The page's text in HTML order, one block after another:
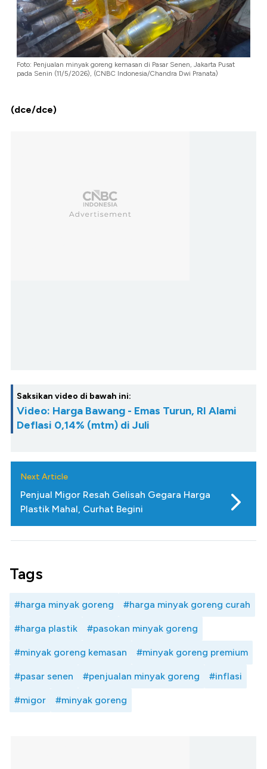
Foto: Penjualan minyak goreng kemasan di Pasar Senen, Jakarta Pusat
pada Senin (11/5/2026), (CNBC Indonesia/Chandra Dwi Pranata)
(dce/dce)
Saksikan video di bawah ini:
Video: Harga Bawang - Emas Turun, RI Alami
Deflasi 0,14% (mtm) di Juli
Next Article
Penjual Migor Resah Gelisah Gegara Harga
Plastik Mahal, Curhat Begini
Tags
#harga minyak goreng #harga minyak goreng curah
#harga plastik #pasokan minyak goreng
#minyak goreng kemasan #minyak goreng premium
#pasar senen #penjualan minyak goreng #inflasi
#migor #minyak goreng